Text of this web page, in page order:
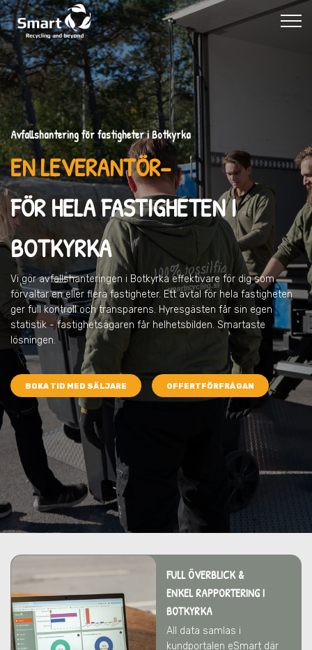
Avfallshantering för fastigheter i Botkyrka
EN LEVERANTÖR–
FÖR HELA FASTIGHETEN I
BOTKYRKA
Vi gör avfallshanteringen i Botkyrka effektivare för dig som
förvaltar en eller flera fastigheter. Ett avtal för hela fastigheten
ger full kontroll och transparens. Hyresgästen får sin egen
statistik - fastighetsägaren får helhetsbilden. Smartaste
lösningen.
BOKA TID MED SÄLJARE OFFERTFÖRFRÅGAN
FULL ÖVERBLICK &
ENKEL RAPPORTERING I
BOTKYRKA
All data samlas i
kundportalen eSmart där